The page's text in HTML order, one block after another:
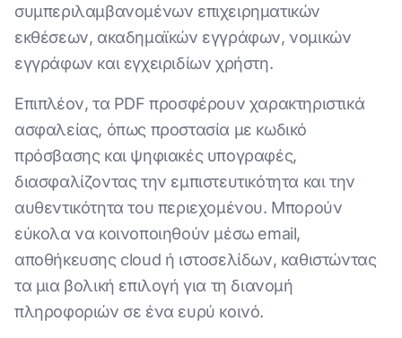
συμπεριλαμβανομένων επιχειρηματικών
εκθέσεων, ακαδημαϊκών εγγράφων, νομικών
εγγράφων και εγχειριδίων χρήστη.
Επιπλέον, τα PDF προσφέρουν χαρακτηριστικά
ασφαλείας, όπως προστασία με κωδικό
πρόσβασης και ψηφιακές υπογραφές,
διασφαλίζοντας την εμπιστευτικότητα και την
αυθεντικότητα του περιεχομένου. Μπορούν
εύκολα να κοινοποιηθούν μέσω email,
αποθήκευσης cloud ή ιστοσελίδων, καθιστώντας
τα μια βολική επιλογή για τη διανομή
πληροφοριών σε ένα ευρύ κοινό.